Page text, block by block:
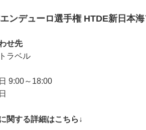
ンデューロ選手権 HTDE新日本
せ先
ラベル
9:00～18:00
関する詳細はこちら↓